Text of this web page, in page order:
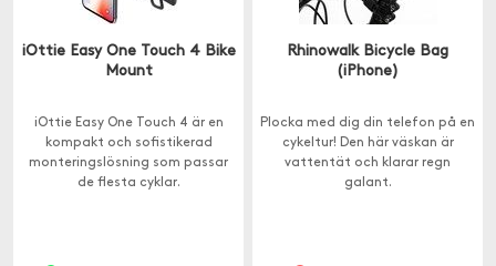
iOttie Easy One Touch 4 Bike
Mount
iOttie Easy One Touch 4 är en
kompakt och sofistikerad
monteringslösning som passar
de flesta cyklar.
Rhinowalk Bicycle Bag
(iPhone)
Plocka med dig din telefon på en
cykeltur! Den här väskan är
vattentät och klarar regn
galant.